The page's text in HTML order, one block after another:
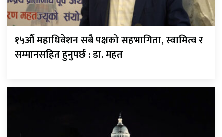
१५औँ महाधिवेशन सबै पक्षको सहभागिता, स्वामित्व र
सम्मानसहित हुनुपर्छ : डा. महत